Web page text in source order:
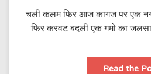
चली कलम फिर आज कागज पर एक
फिर करवट बदली एक गमो का
Read the